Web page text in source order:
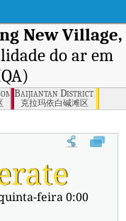
New Village,
do ar em
Karamay
Baijiantan District,
克拉玛依白碱滩区
Índice de
feira 0:00